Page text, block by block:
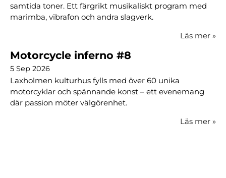
samtida toner. Ett färgrikt musikaliskt program med
marimba, vibrafon och andra slagverk.
Läs mer »
Motorcycle inferno #8
5 Sep 2026
Laxholmen kulturhus fylls med över 60 unika
motorcyklar och spännande konst – ett evenemang
där passion möter välgörenhet.
Läs mer »